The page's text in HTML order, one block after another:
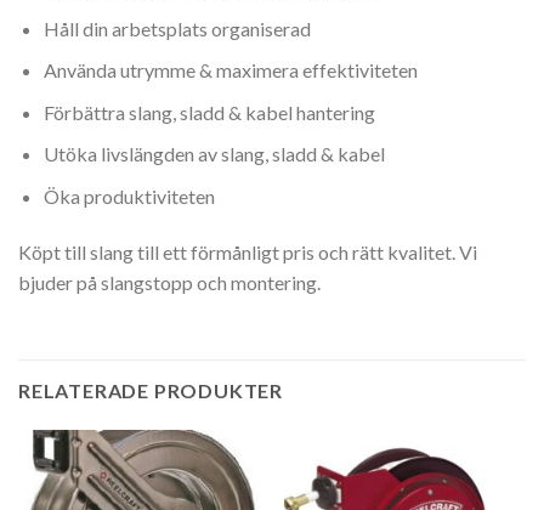
Håll din arbetsplats organiserad
Använda utrymme & maximera effektiviteten
Förbättra slang, sladd & kabel hantering
Utöka livslängden av slang, sladd & kabel
Öka produktiviteten
Köpt till slang till ett förmånligt pris och rätt kvalitet. Vi
bjuder på slangstopp och montering.
RELATERADE PRODUKTER